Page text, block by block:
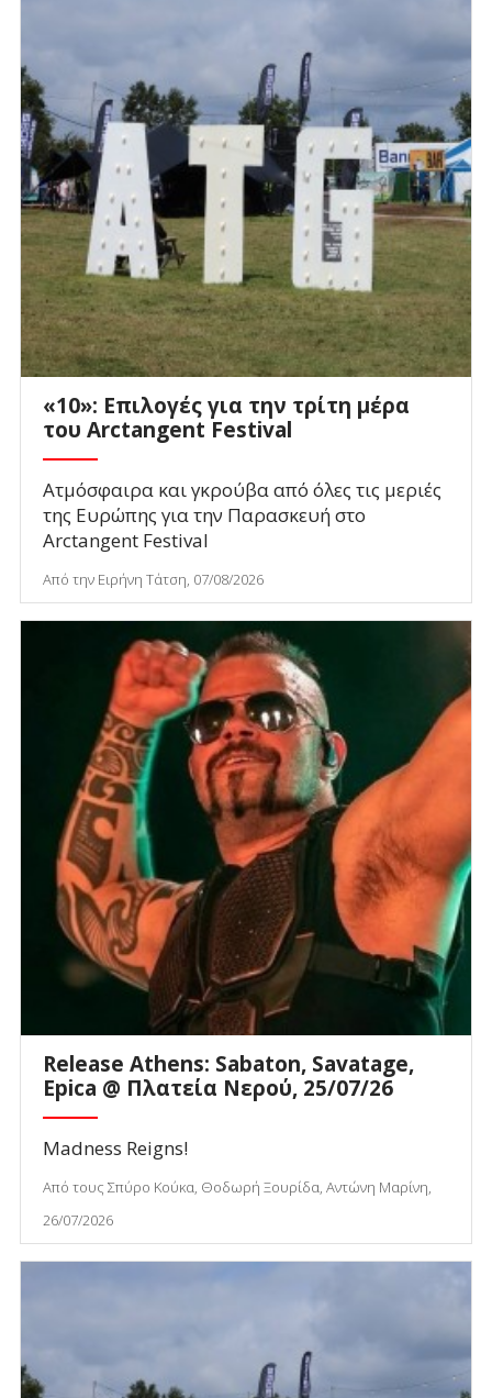
«10»: Επιλογές για την τρίτη μέρα
του Arctangent Festival
Ατμόσφαιρα και γκρούβα από όλες τις μεριές
της Ευρώπης για την Παρασκευή στο
Arctangent Festival
Από την Ειρήνη Τάτση, 07/08/2026
Release Athens: Sabaton, Savatage,
Epica @ Πλατεία Νερού, 25/07/26
Madness Reigns!
Από τους Σπύρο Κούκα, Θοδωρή Ξουρίδα, Αντώνη Μαρίνη,
26/07/2026